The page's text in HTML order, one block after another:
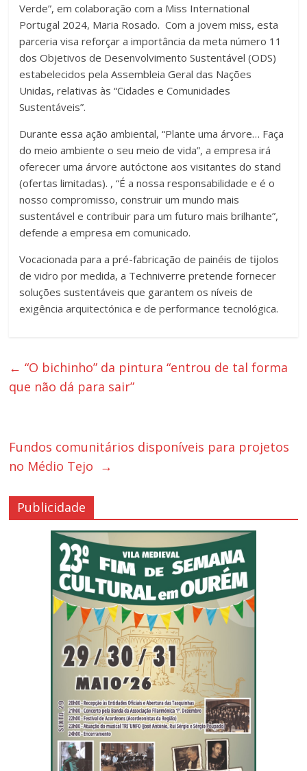
Verde”, em colaboração com a Miss International
Portugal 2024, Maria Rosado. Com a jovem miss, esta
parceria visa reforçar a importância da meta número 11
dos Objetivos de Desenvolvimento Sustentável (ODS)
estabelecidos pela Assembleia Geral das Nações
Unidas, relativas às “Cidades e Comunidades
Sustentáveis”.
Durante essa ação ambiental, “Plante uma árvore… Faça
do meio ambiente o seu meio de vida”, a empresa irá
oferecer uma árvore autóctone aos visitantes do stand
(ofertas limitadas). , “É a nossa responsabilidade e é o
nosso compromisso, construir um mundo mais
sustentável e contribuir para um futuro mais brilhante”,
defende a empresa em comunicado.
Vocacionada para a pré-fabricação de painéis de tĳolos
de vidro por medida, a Techniverre pretende fornecer
soluções sustentáveis que garantem os níveis de
exigência arquitectónica e de performance tecnológica.
← “O bichinho” da pintura “entrou de tal forma
que não dá para sair”
Fundos comunitários disponíveis para projetos
no Médio Tejo →
Publicidade